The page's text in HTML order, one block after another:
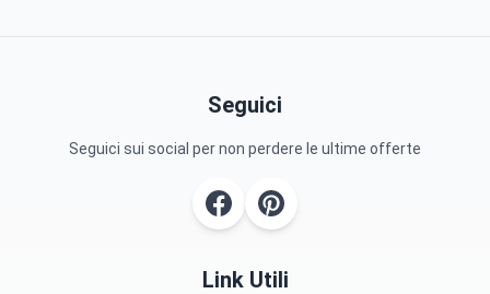
Seguici
Seguici sui social per non perdere le ultime offerte
Link Utili